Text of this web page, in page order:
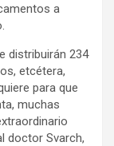
a
distribuirán 234
etcétera,
para que
muchas
doctor Svarch,